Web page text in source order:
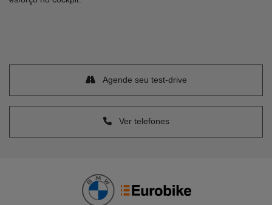
Ver telefones
Agende seu test-drive